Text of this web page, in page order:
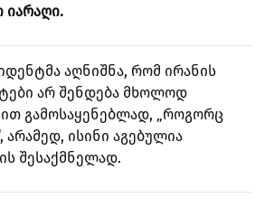
იარაღი.
აღნიშნა, რომ ირანის
არ შენდება მხოლოდ
გამოსაყენებლად, „როგორც
არამედ, ისინი აგებულია
შესაქმნელად.